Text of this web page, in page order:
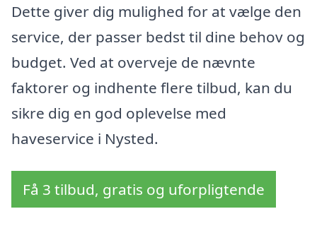
Dette giver dig mulighed for at vælge den
service, der passer bedst til dine behov og
budget. Ved at overveje de nævnte
faktorer og indhente flere tilbud, kan du
sikre dig en god oplevelse med
haveservice i Nysted.
Få 3 tilbud, gratis og uforpligtende